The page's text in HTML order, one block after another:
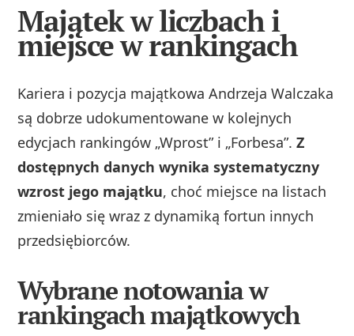
Majątek w liczbach i
miejsce w rankingach
Kariera i pozycja majątkowa Andrzeja Walczaka
są dobrze udokumentowane w kolejnych
edycjach rankingów „Wprost” i „Forbesa”.Z
dostępnych danych wynika systematyczny
wzrost jego majątku, choć miejsce na listach
zmieniało się wraz z dynamiką fortun innych
przedsiębiorców.
Wybrane notowania w
rankingach majątkowych